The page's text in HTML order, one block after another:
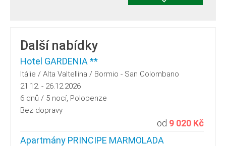
Další nabídky
Hotel GARDENIA **
Itálie / Alta Valtellina / Bormio - San Colombano
21.12. - 26.12.2026
6 dnů / 5 nocí, Polopenze
Bez dopravy
od 9 020 Kč
Apartmány PRINCIPE MARMOLADA